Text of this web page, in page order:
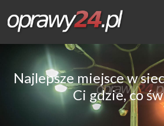
Najlepsze miejsce w
Ci gdzie, co